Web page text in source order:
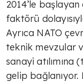
2014’le
faktörü
Ayrıca NATO
teknik mevzular
sanayi atılımına
gelip